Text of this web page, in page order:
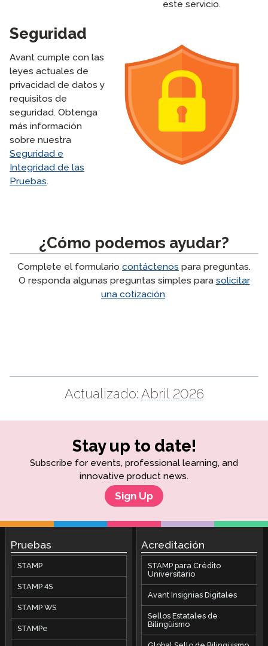
este servicio.
Seguridad
Avant cumple con las
leyes actuales de
privacidad de datos y
requisitos de
seguridad. Obtenga
más información
sobre nuestra
Seguridad e
Integridad de las
Pruebas.
¿Cómo podemos ayudar?
Complete el formulario contáctenos para preguntas.
O responda algunas preguntas simples para solicitar
una cotización.
Actualizado: Abril 2026
Stay up to date!
Subscribe for events, professional learning, and
innovative product news.
Sign Up
Pruebas
STAMP
STAMP 4S
STAMP WS
STAMPe
Acreditación
STAMP para Crédito
Universitario
Avant Insignias Digitales
Sellos Estatales de
Bilingüismo